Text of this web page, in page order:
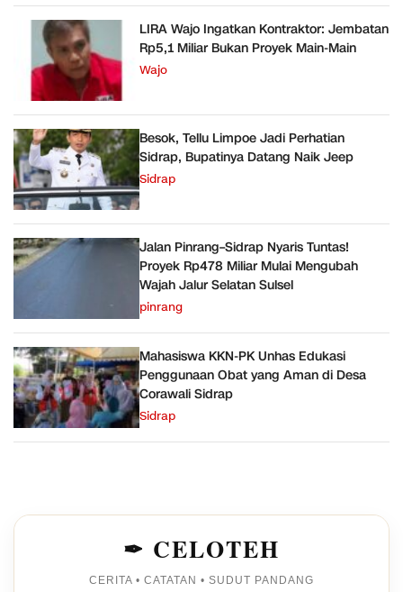
LIRA Wajo Ingatkan Kontraktor: Jembatan
Rp5,1 Miliar Bukan Proyek Main-Main
Wajo
Besok, Tellu Limpoe Jadi Perhatian
Sidrap, Bupatinya Datang Naik Jeep
Sidrap
Jalan Pinrang–Sidrap Nyaris Tuntas!
Proyek Rp478 Miliar Mulai Mengubah
Wajah Jalur Selatan Sulsel
pinrang
Mahasiswa KKN-PK Unhas Edukasi
Penggunaan Obat yang Aman di Desa
Corawali Sidrap
Sidrap
✒ CELOTEH
CERITA • CATATAN • SUDUT PANDANG